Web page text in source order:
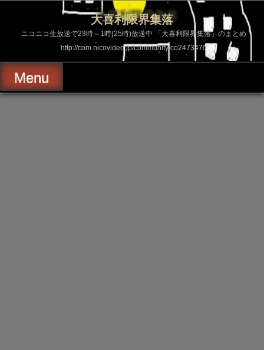
ス
ッ
プ
大喜利限界集落
ニコニコ生放送で23時～1時(25時)放送中 「大喜利限界集落」のまとめ
http://com.nicovideo.jp/community/co2473470
Menu